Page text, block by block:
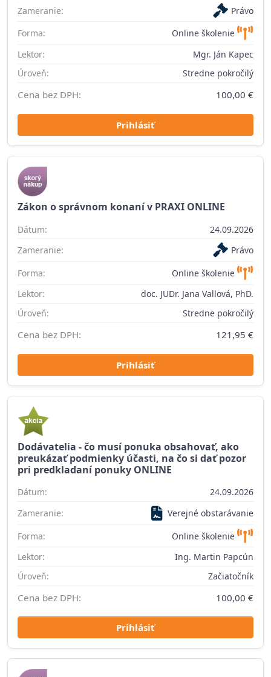
Zameranie:
Právo
Forma:
Online školenie
Lektor:
Mgr. Ján Kapec
Úroveň:
Stredne pokročilý
Cena bez DPH: 100,00 €
Prihlásiť
Zákon o správnom konaní v PRAXI ONLINE
Dátum:
24.09.2026
Zameranie:
Právo
Forma:
Online školenie
Lektor:
doc. JUDr. Jana Vallová, PhD.
Úroveň:
Stredne pokročilý
Cena bez DPH: 121,95 €
Prihlásiť
Dodávatelia - čo musí ponuka obsahovať, ako
preukázať podmienky účasti, na čo si dať pozor
pri predkladaní ponuky ONLINE
Dátum:
24.09.2026
Zameranie:
Verejné obstarávanie
Forma:
Online školenie
Lektor:
Ing. Martin Papcún
Úroveň:
Začiatočník
Cena bez DPH: 100,00 €
Prihlásiť